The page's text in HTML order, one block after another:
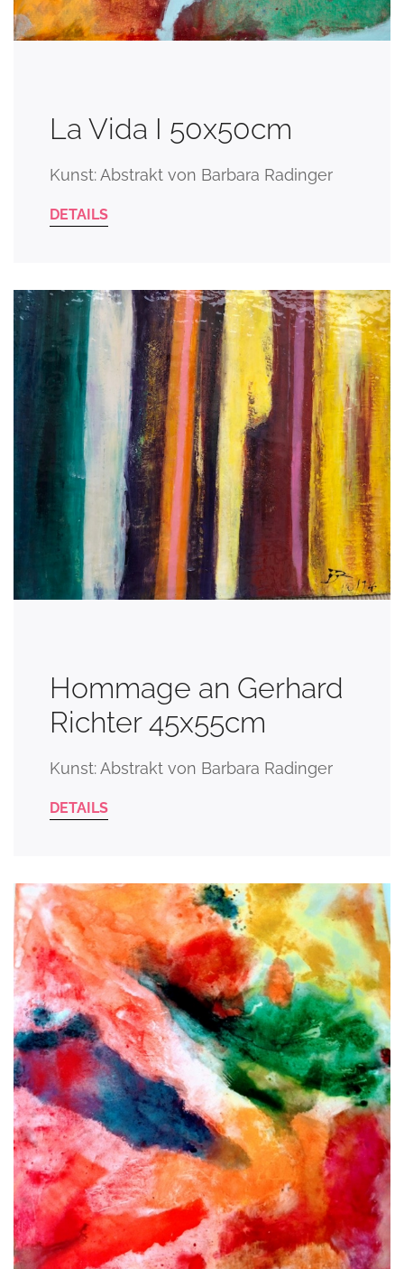
La Vida I 50x50cm
Kunst: Abstrakt von Barbara Radinger
DETAILS
Hommage an Gerhard
Richter 45x55cm
Kunst: Abstrakt von Barbara Radinger
DETAILS